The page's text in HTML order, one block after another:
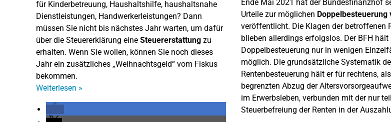
für Kinderbetreuung, Haushaltshilfe, haushaltsnahe
Dienstleistungen, Handwerkerleistungen? Dann
müssen Sie nicht bis nächstes Jahr warten, um dafür
über die Steuererklärung eine Steuererstattung zu
erhalten. Wenn Sie wollen, können Sie noch dieses
Jahr ein zusätzliches „Weihnachtsgeld“ vom Fiskus
bekommen.
Weiterlesen »
Ende Mai 2021 hat der Bundesfinanzhof
Urteile zur möglichen Doppelbesteuerung
veröffentlicht. Die Klagen der betroffenen
blieben allerdings erfolgslos. Der BFH hält
Doppelbesteuerung nur in wenigen
möglich. Die grundsätzliche Systematik
Rentenbesteuerung hält er für rechtens,
begrenzten Abzug der
im Erwerbsleben, verbunden mit der nur
Steuerbefreiung der Renten in der